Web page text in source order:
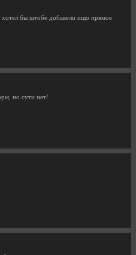
хотел бы штобе добавели ищо прямое
но сути нет!